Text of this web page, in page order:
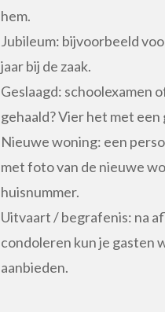
hem.
Jubileum: bijvoorbeeld
jaar bij de zaak.
Geslaagd: schoolexamen
gehaald? Vier het met een
Nieuwe woning: een
met foto van de nieuwe
huisnummer.
Uitvaart / begrafenis: na
condoleren kun je gasten
aanbieden.